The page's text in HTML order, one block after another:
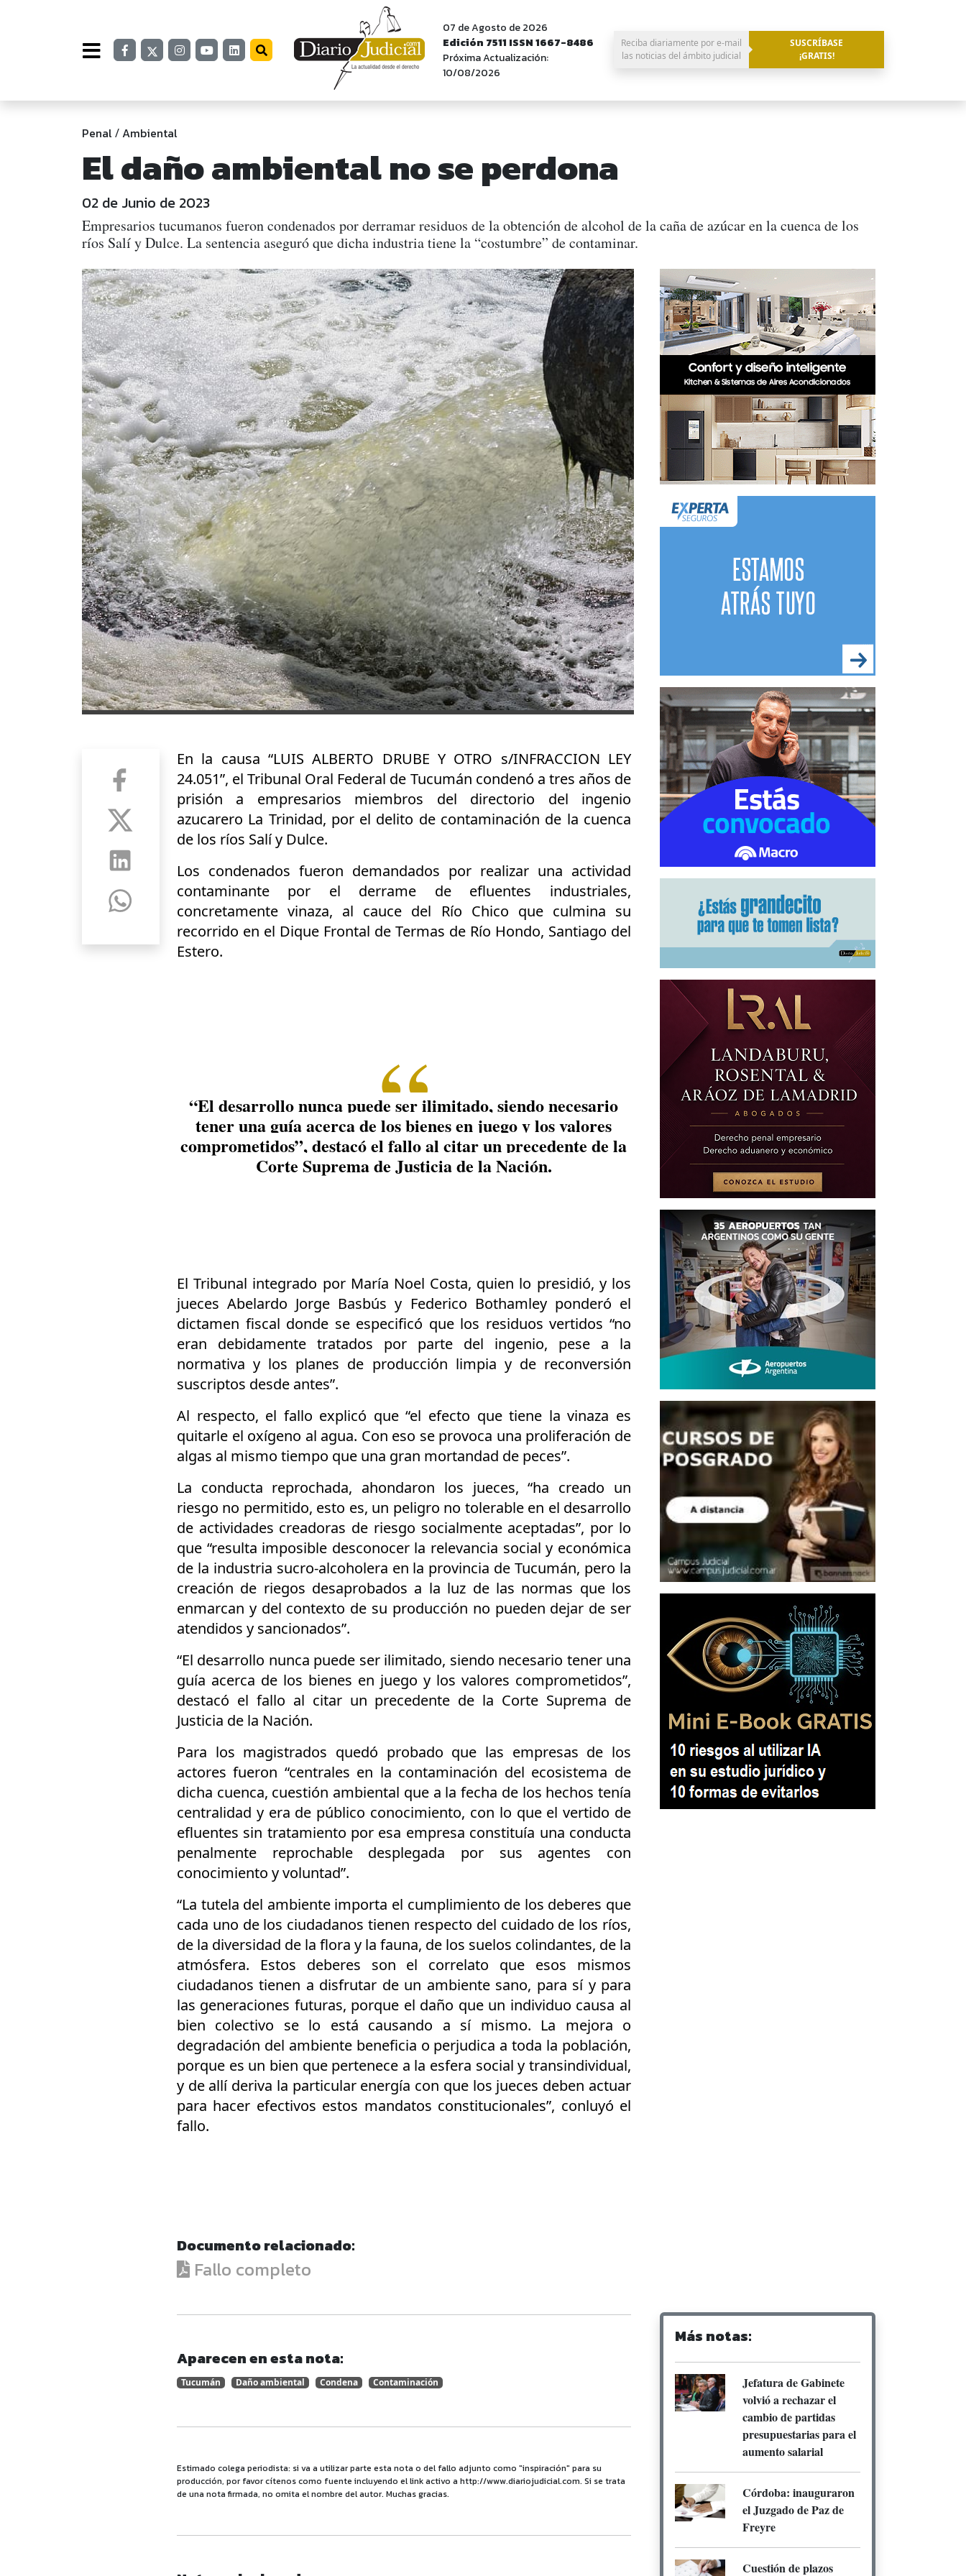
07 de Agosto de 2026
Edición 7511 ISSN 1667-8486
Próxima Actualización:
10/08/2026
Reciba diariamente por e-mail
las noticias del ámbito judicial
SUSCRÍBASE
¡GRATIS!
Penal/Ambiental
El daño ambiental no se perdona
02 de Junio de 2023
Empresarios tucumanos fueron condenados por derramar residuos de la obtención de alcohol de la caña de azúcar en la cuenca de los
ríos Salí y Dulce. La sentencia aseguró que dicha industria tiene la “costumbre” de contaminar.
En la causa “LUIS ALBERTO DRUBE Y OTRO s/INFRACCION LEY
24.051”, el Tribunal Oral Federal de Tucumán condenó a tres años de
prisión a empresarios miembros del directorio del ingenio
azucarero La Trinidad, por el delito de contaminación de la cuenca
de los ríos Salí y Dulce.
Los condenados fueron demandados por realizar una actividad
contaminante por el derrame de efluentes industriales,
concretamente vinaza, al cauce del Río Chico que culmina su
recorrido en el Dique Frontal de Termas de Río Hondo, Santiago del
Estero.
“El desarrollo nunca puede ser ilimitado, siendo necesario
tener una guía acerca de los bienes en juego y los valores
comprometidos”, destacó el fallo al citar un precedente de la
Corte Suprema de Justicia de la Nación.
El Tribunal integrado por María Noel Costa, quien lo presidió, y los
jueces Abelardo Jorge Basbús y Federico Bothamley ponderó el
dictamen fiscal donde se especificó que los residuos vertidos “no
eran debidamente tratados por parte del ingenio, pese a la
normativa y los planes de producción limpia y de reconversión
suscriptos desde antes”.
Al respecto, el fallo explicó que “el efecto que tiene la vinaza es
quitarle el oxígeno al agua. Con eso se provoca una proliferación de
algas al mismo tiempo que una gran mortandad de peces”.
La conducta reprochada, ahondaron los jueces, “ha creado un
riesgo no permitido, esto es, un peligro no tolerable en el desarrollo
de actividades creadoras de riesgo socialmente aceptadas”, por lo
que “resulta imposible desconocer la relevancia social y económica
de la industria sucro-alcoholera en la provincia de Tucumán, pero la
creación de riegos desaprobados a la luz de las normas que los
enmarcan y del contexto de su producción no pueden dejar de ser
atendidos y sancionados”.
“El desarrollo nunca puede ser ilimitado, siendo necesario tener una
guía acerca de los bienes en juego y los valores comprometidos”,
destacó el fallo al citar un precedente de la Corte Suprema de
Justicia de la Nación.
Para los magistrados quedó probado que las empresas de los
actores fueron “centrales en la contaminación del ecosistema de
dicha cuenca, cuestión ambiental que a la fecha de los hechos tenía
centralidad y era de público conocimiento, con lo que el vertido de
efluentes sin tratamiento por esa empresa constituía una conducta
penalmente reprochable desplegada por sus agentes con
conocimiento y voluntad”.
“La tutela del ambiente importa el cumplimiento de los deberes que
cada uno de los ciudadanos tienen respecto del cuidado de los ríos,
de la diversidad de la flora y la fauna, de los suelos colindantes, de la
atmósfera. Estos deberes son el correlato que esos mismos
ciudadanos tienen a disfrutar de un ambiente sano, para sí y para
las generaciones futuras, porque el daño que un individuo causa al
bien colectivo se lo está causando a sí mismo. La mejora o
degradación del ambiente beneficia o perjudica a toda la población,
porque es un bien que pertenece a la esfera social y transindividual,
y de allí deriva la particular energía con que los jueces deben actuar
para hacer efectivos estos mandatos constitucionales”, conluyó el
fallo.
Documento relacionado:
Fallo completo
Aparecen en esta nota:
Tucumán Daño ambiental Condena Contaminación
Estimado colega periodista: si va a utilizar parte esta nota o del fallo adjunto como "inspiración" para su
producción, por favor cítenos como fuente incluyendo el link activo a http://www.diariojudicial.com. Si se trata
de una nota firmada, no omita el nombre del autor. Muchas gracias.
Más notas:
Jefatura de Gabinete
volvió a rechazar el
cambio de partidas
presupuestarias para el
aumento salarial
Córdoba: inauguraron
el Juzgado de Paz de
Freyre
Cuestión de plazos